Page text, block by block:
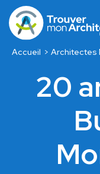
Accueil Architectes
20